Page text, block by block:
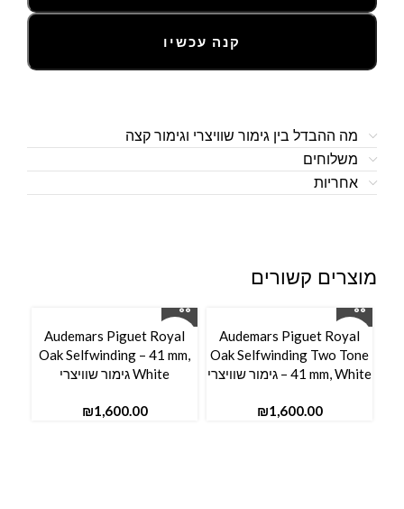
קנה עכשיו
מה ההבדל בין גימור שוויצרי וגימור קצה
משלוחים
אחריות
מוצרים קשורים
Audemars Piguet Royal
Oak Selfwinding Two Tone
– 41 mm, White גימור שוויצרי
₪
Audemars Piguet Royal
Oak Selfwinding – 41 mm,
White גימור שוויצרי
₪